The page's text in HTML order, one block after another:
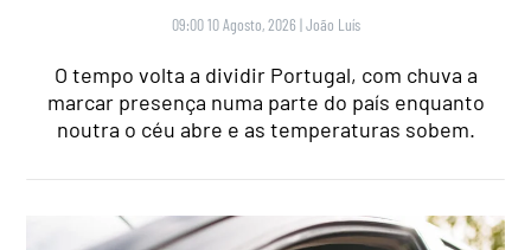
09:00 10 Agosto, 2026 |João Luís
O tempo volta a dividir Portugal, com chuva a
marcar presença numa parte do país enquanto
noutra o céu abre e as temperaturas sobem.